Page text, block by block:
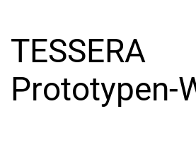
TESSERA
Prototypen-